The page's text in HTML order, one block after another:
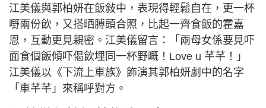
江美儀與郭柏妍在飯敍中，表現得輕鬆自在，更一杯
嘢兩份飲，又搭晒膊頭合照，比起一齊食飯的霍嘉
恩，互動更見親密。江美儀留言：「兩母女係要見吓
面食個飯傾吓偈飲埋同一杯野嘅！Love u 芊芊！」
江美儀以《下流上車族》飾演其郭柏妍劇中的名字
「車芊芊」來稱呼對方。